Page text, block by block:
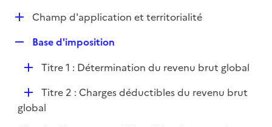
p
D
l
i
e
r
Champ d'application et territorialité
p
l
i
e
Base d'imposition
D
l
Titre 1 : Détermination du revenu brut global
D
é
Titre 2 : Charges déductibles du revenu brut
global